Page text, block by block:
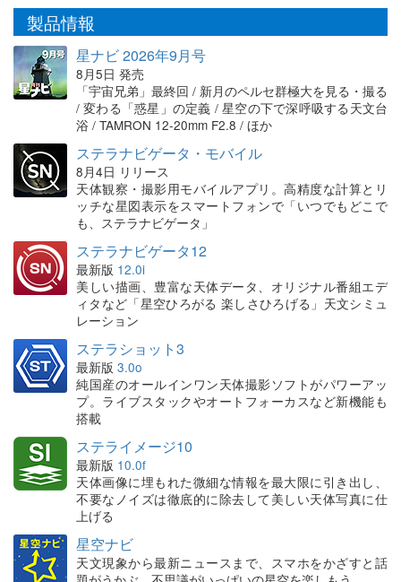
製品情報
星ナビ 2026年9月号
8月5日 発売
「宇宙兄弟」最終回 / 新月のペルセ群極大を見る・撮る
/ 変わる「惑星」の定義 / 星空の下で深呼吸する天文台
浴 / TAMRON 12-20mm F2.8 / ほか
ステラナビゲータ・モバイル
8月4日 リリース
天体観察・撮影用モバイルアプリ。高精度な計算とリ
ッチな星図表示をスマートフォンで「いつでもどこで
も、ステラナビゲータ」
ステラナビゲータ12
最新版 12.0i
美しい描画、豊富な天体データ、オリジナル番組エデ
ィタなど「星空ひろがる 楽しさひろげる」天文シミュ
レーション
ステラショット3
最新版 3.0o
純国産のオールインワン天体撮影ソフトがパワーアッ
プ。ライブスタックやオートフォーカスなど新機能も
搭載
ステライメージ10
最新版 10.0f
天体画像に埋もれた微細な情報を最大限に引き出し、
不要なノイズは徹底的に除去して美しい天体写真に仕
上げる
星空ナビ
天文現象から最新ニュースまで、スマホをかざすと話